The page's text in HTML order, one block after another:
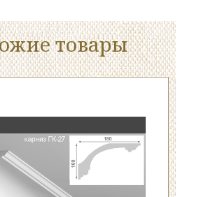
товары